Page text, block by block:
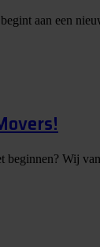
aan een
beginnen? Wij